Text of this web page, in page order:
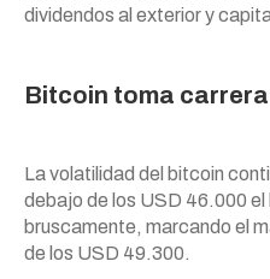
dividendos al exterior y
Bitcoin toma carrera
La volatilidad del bitcoin
debajo de los USD 46.000
bruscamente, marcando el
de los USD 49.300.